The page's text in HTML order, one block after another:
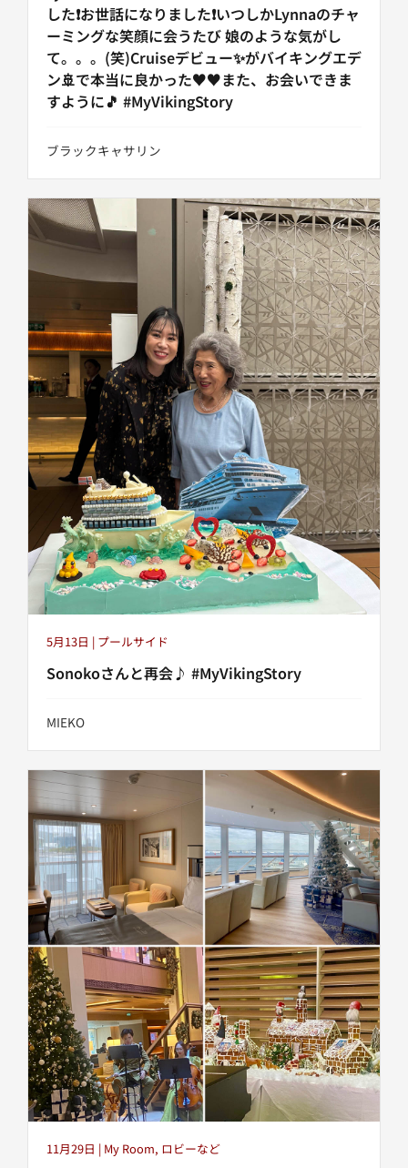
した❗お世話になりました❗いつしかLynnaのチャ
ーミングな笑顔に会うたび 娘のような気がし
て。。。(笑)Cruiseデビュー✨がバイキングエデ
ン🚢で本当に良かった♥️♥️また、お会いできま
すように🎵 #MyVikingStory
ブラックキャサリン
5月13日 | プールサイド
Sonokoさんと再会♪ #MyVikingStory
MIEKO
11月29日 | My Room, ロビーなど